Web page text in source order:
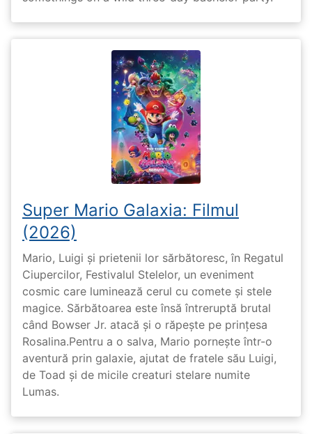
Super Mario Galaxia: Filmul
(2026)
Mario, Luigi și prietenii lor sărbătoresc, în Regatul
Ciupercilor, Festivalul Stelelor, un eveniment
cosmic care luminează cerul cu comete și stele
magice. Sărbătoarea este însă întreruptă brutal
când Bowser Jr. atacă și o răpește pe prinţesa
Rosalina.Pentru a o salva, Mario pornește într-o
aventură prin galaxie, ajutat de fratele său Luigi,
de Toad și de micile creaturi stelare numite
Lumas.